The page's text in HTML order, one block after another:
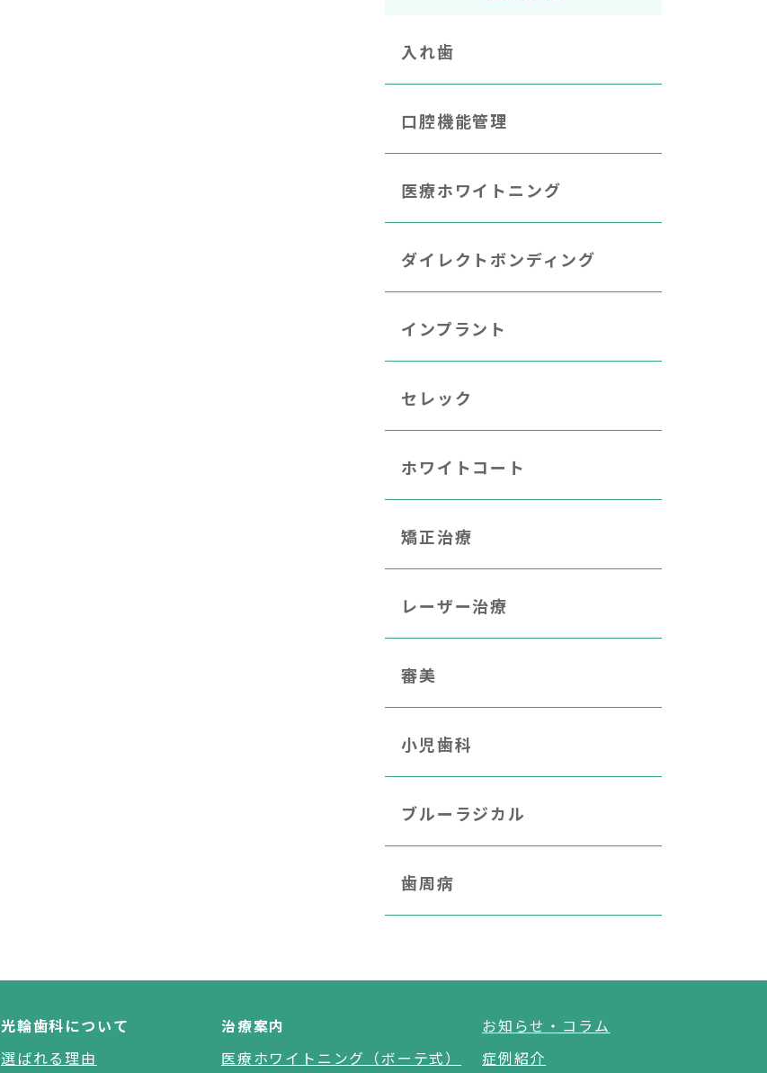
入れ歯
口腔機能管理
医療ホワイトニング
ダイレクトボンディング
インプラント
セレック
ホワイトコート
矯正治療
レーザー治療
審美
小児歯科
ブルーラジカル
歯周病
光輪歯科について
選ばれる理由
治療案内
医療ホワイトニング（ボーテ式）
お知らせ・コラム
症例紹介